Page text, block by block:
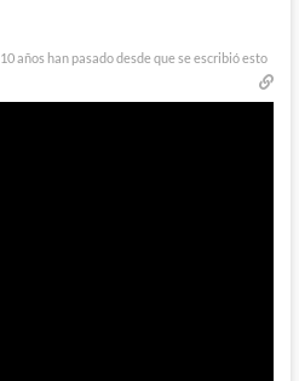
10 años han pasado desde que se escribió esto